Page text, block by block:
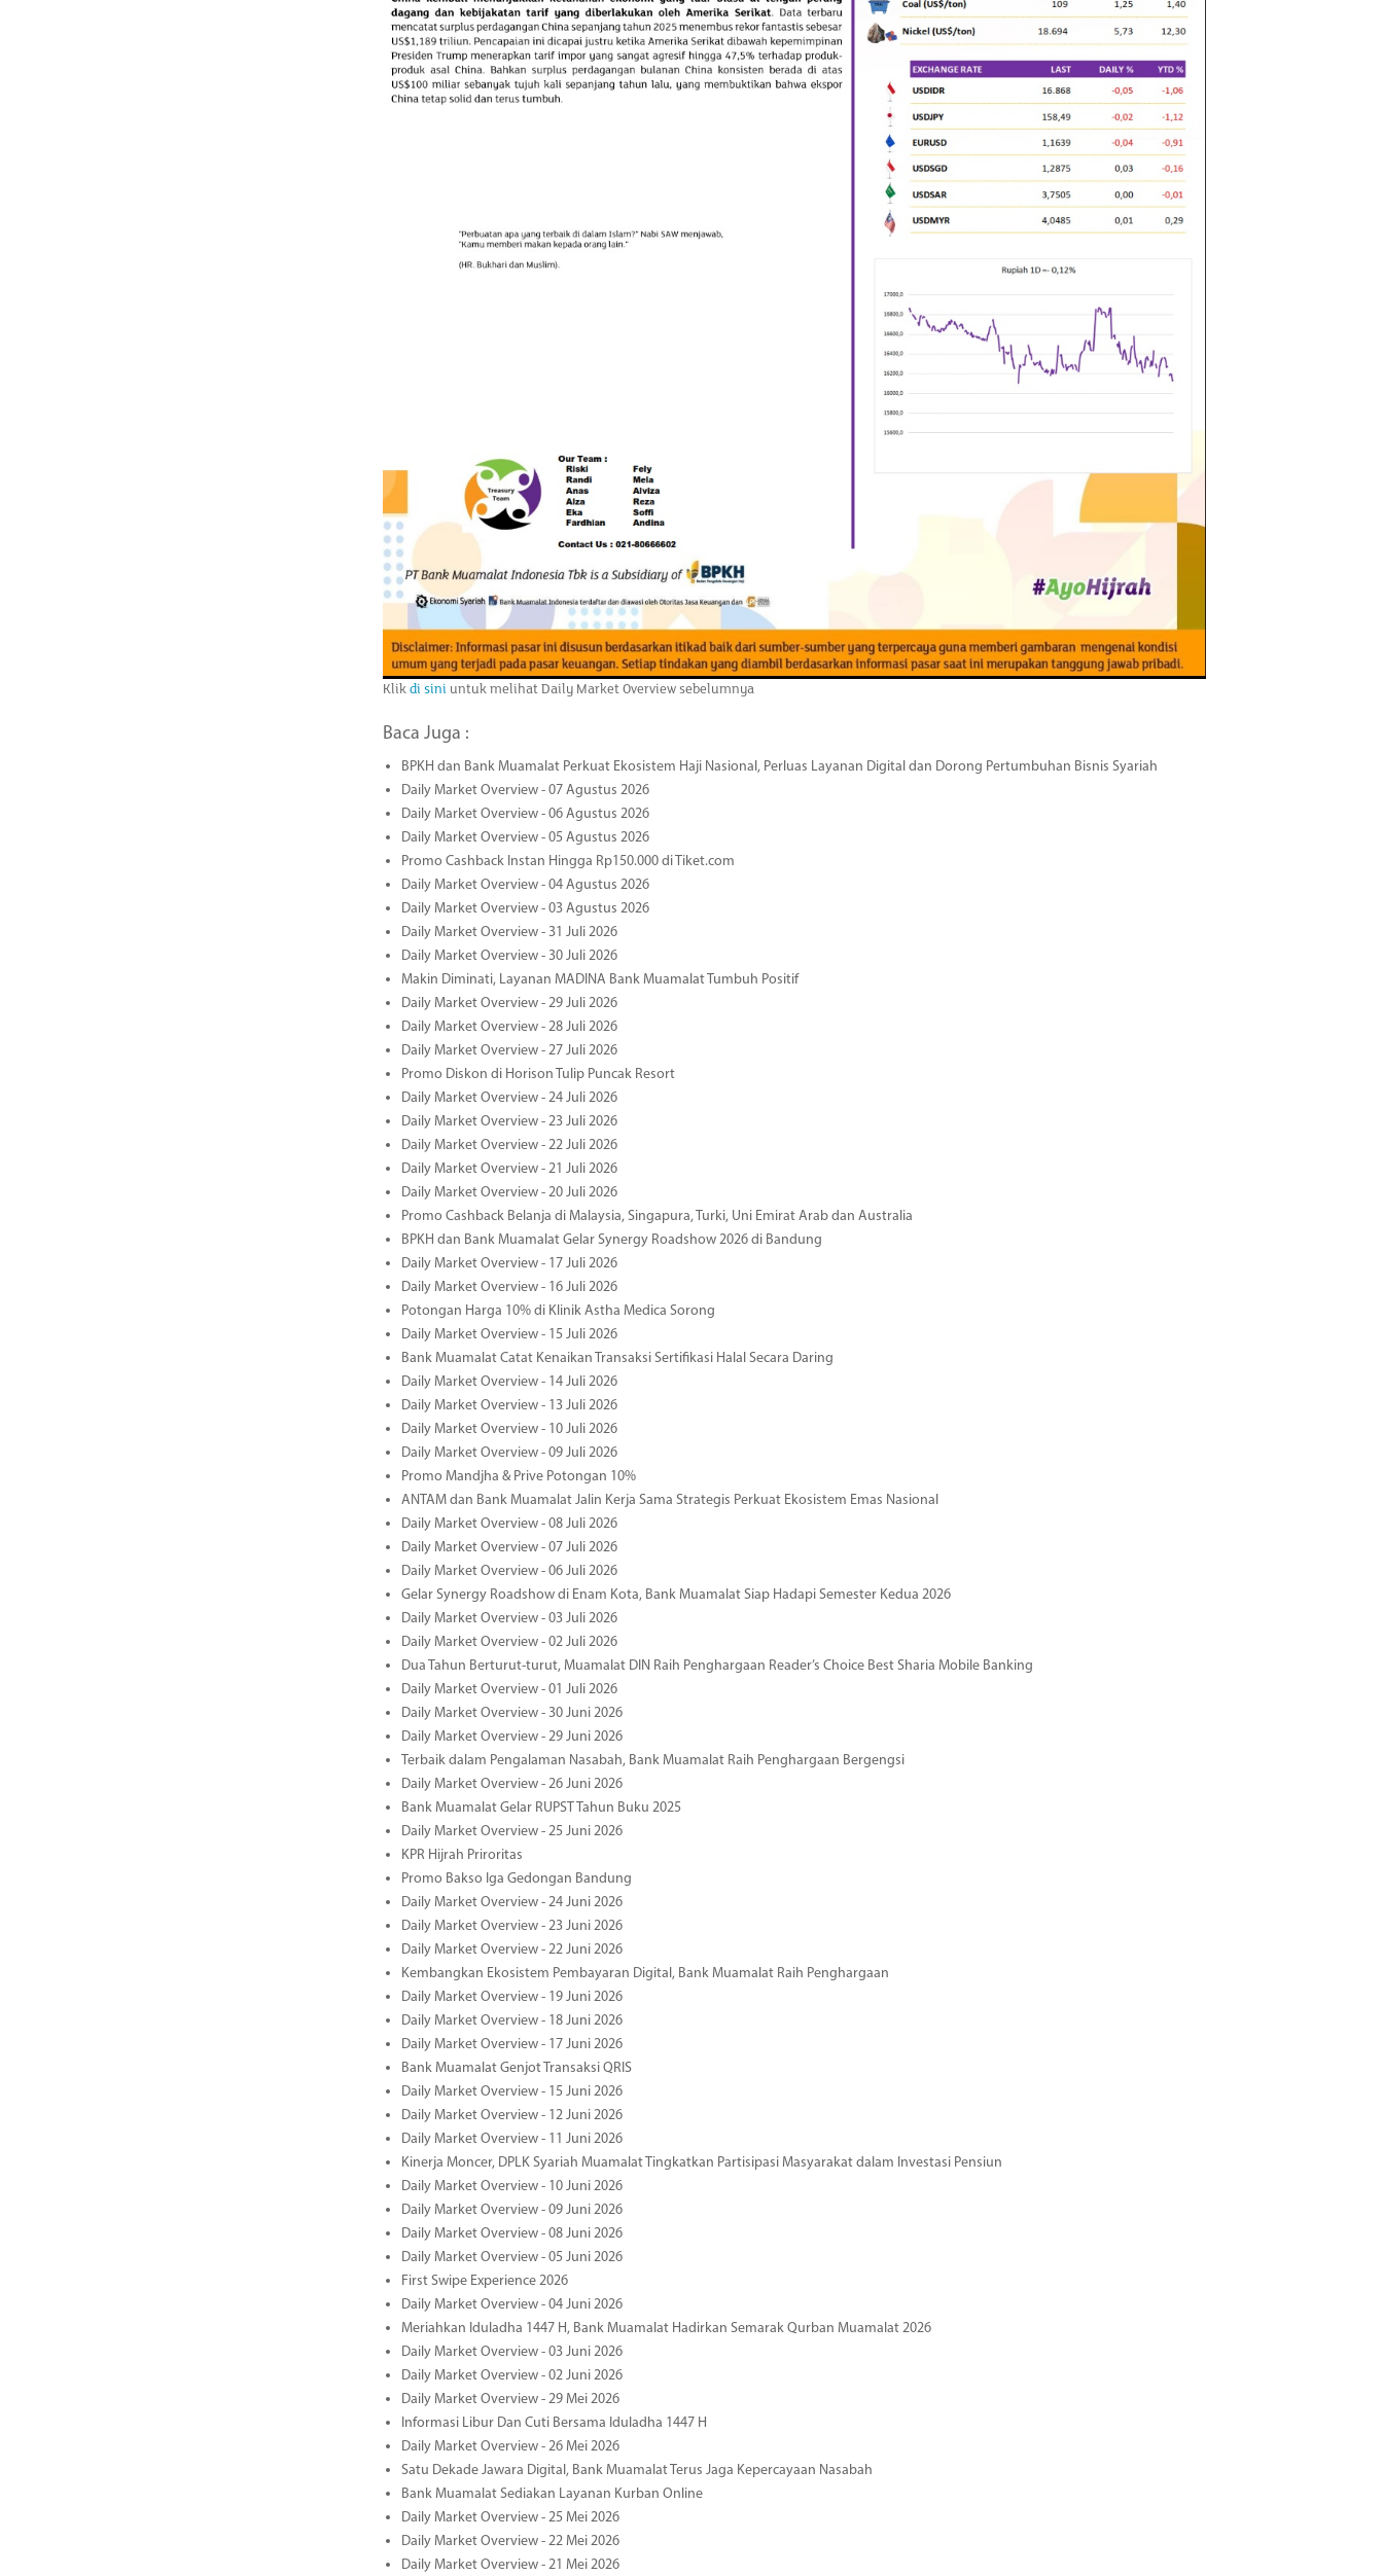
Klikdi sini untuk melihat Daily Market Overview sebelumnya
Baca Juga :
BPKH dan Bank Muamalat Perkuat Ekosistem Haji Nasional, Perluas Layanan Digital dan Dorong Pertumbuhan Bisnis Syariah
Daily Market Overview - 07 Agustus 2026
Daily Market Overview - 06 Agustus 2026
Daily Market Overview - 05 Agustus 2026
Promo Cashback Instan Hingga Rp150.000 di Tiket.com
Daily Market Overview - 04 Agustus 2026
Daily Market Overview - 03 Agustus 2026
Daily Market Overview - 31 Juli 2026
Daily Market Overview - 30 Juli 2026
Makin Diminati, Layanan MADINA Bank Muamalat Tumbuh Positif
Daily Market Overview - 29 Juli 2026
Daily Market Overview - 28 Juli 2026
Daily Market Overview - 27 Juli 2026
Promo Diskon di Horison Tulip Puncak Resort
Daily Market Overview - 24 Juli 2026
Daily Market Overview - 23 Juli 2026
Daily Market Overview - 22 Juli 2026
Daily Market Overview - 21 Juli 2026
Daily Market Overview - 20 Juli 2026
Promo Cashback Belanja di Malaysia, Singapura, Turki, Uni Emirat Arab dan Australia
BPKH dan Bank Muamalat Gelar Synergy Roadshow 2026 di Bandung
Daily Market Overview - 17 Juli 2026
Daily Market Overview - 16 Juli 2026
Potongan Harga 10% di Klinik Astha Medica Sorong
Daily Market Overview - 15 Juli 2026
Bank Muamalat Catat Kenaikan Transaksi Sertifikasi Halal Secara Daring
Daily Market Overview - 14 Juli 2026
Daily Market Overview - 13 Juli 2026
Daily Market Overview - 10 Juli 2026
Daily Market Overview - 09 Juli 2026
Promo Mandjha & Prive Potongan 10%
ANTAM dan Bank Muamalat Jalin Kerja Sama Strategis Perkuat Ekosistem Emas Nasional
Daily Market Overview - 08 Juli 2026
Daily Market Overview - 07 Juli 2026
Daily Market Overview - 06 Juli 2026
Gelar Synergy Roadshow di Enam Kota, Bank Muamalat Siap Hadapi Semester Kedua 2026
Daily Market Overview - 03 Juli 2026
Daily Market Overview - 02 Juli 2026
Dua Tahun Berturut-turut, Muamalat DIN Raih Penghargaan Reader’s Choice Best Sharia Mobile Banking
Daily Market Overview - 01 Juli 2026
Daily Market Overview - 30 Juni 2026
Daily Market Overview - 29 Juni 2026
Terbaik dalam Pengalaman Nasabah, Bank Muamalat Raih Penghargaan Bergengsi
Daily Market Overview - 26 Juni 2026
Bank Muamalat Gelar RUPST Tahun Buku 2025
Daily Market Overview - 25 Juni 2026
KPR Hijrah Priroritas
Promo Bakso Iga Gedongan Bandung
Daily Market Overview - 24 Juni 2026
Daily Market Overview - 23 Juni 2026
Daily Market Overview - 22 Juni 2026
Kembangkan Ekosistem Pembayaran Digital, Bank Muamalat Raih Penghargaan
Daily Market Overview - 19 Juni 2026
Daily Market Overview - 18 Juni 2026
Daily Market Overview - 17 Juni 2026
Bank Muamalat Genjot Transaksi QRIS
Daily Market Overview - 15 Juni 2026
Daily Market Overview - 12 Juni 2026
Daily Market Overview - 11 Juni 2026
Kinerja Moncer, DPLK Syariah Muamalat Tingkatkan Partisipasi Masyarakat dalam Investasi Pensiun
Daily Market Overview - 10 Juni 2026
Daily Market Overview - 09 Juni 2026
Daily Market Overview - 08 Juni 2026
Daily Market Overview - 05 Juni 2026
First Swipe Experience 2026
Daily Market Overview - 04 Juni 2026
Meriahkan Iduladha 1447 H, Bank Muamalat Hadirkan Semarak Qurban Muamalat 2026
Daily Market Overview - 03 Juni 2026
Daily Market Overview - 02 Juni 2026
Daily Market Overview - 29 Mei 2026
Informasi Libur Dan Cuti Bersama Iduladha 1447 H
Daily Market Overview - 26 Mei 2026
Satu Dekade Jawara Digital, Bank Muamalat Terus Jaga Kepercayaan Nasabah
Bank Muamalat Sediakan Layanan Kurban Online
Daily Market Overview - 25 Mei 2026
Daily Market Overview - 22 Mei 2026
Daily Market Overview - 21 Mei 2026